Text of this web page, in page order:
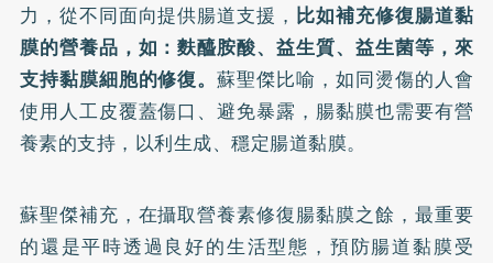
力，從不同面向提供腸道支援， 比如補充修復腸道黏
膜的營養品，如：麩醯胺酸、益生質、益生菌等，來
支持黏膜細胞的修復。蘇聖傑比喻，如同燙傷的人會
使用人工皮覆蓋傷口、避免暴露，腸黏膜也需要有營
養素的支持，以利生成、穩定腸道黏膜。
蘇聖傑補充，在攝取營養素修復腸黏膜之餘，最重要
的還是平時透過良好的生活型態，預防腸道黏膜受